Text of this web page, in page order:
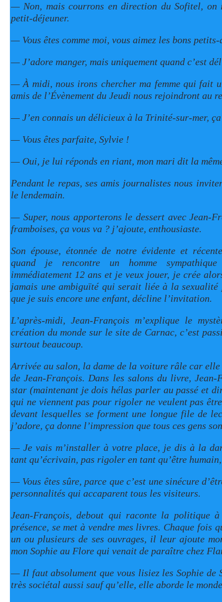
— Non, mais courrons en direction du Sofitel, on
petit-déjeuner.
— Vous êtes comme moi, vous aimez les bons
— J’adore manger, mais uniquement quand c’est
— À midi, nous irons chercher ma femme qui fait
amis de l’Évènement du Jeudi nous rejoindront au
— J’en connais un délicieux à la Trinité-sur-mer,
— Vous êtes parfaite, Sylvie !
— Oui, je lui réponds en riant, mon mari dit la
Pendant le repas, ses amis journalistes nous
le lendemain.
— Super, nous apporterons le dessert avec Jean-
framboises, ça vous va ? j’ajoute, enthousiaste.
Son épouse, étonnée de notre évidente et
quand je rencontre un homme
immédiatement 12 ans et je veux jouer, je crée
jamais une ambiguïté qui serait liée à la sexualité
que je suis encore une enfant, décline l’invitation.
L’après-midi, Jean-François m’explique le
création du monde sur le site de Carnac, c’est
surtout beaucoup.
Arrivée au salon, la dame de la voiture râle car
de Jean-François. Dans les salons du livre, Jean-
star (maintenant je dois hélas parler au passé et
qui ne viennent pas pour rigoler ne veulent pas
devant lesquelles se forment une longue file de
j’adore, ça donne l’impression que tous ces gens
— Je vais m’installer à votre place, je dis à la
tant qu’écrivain, pas rigoler en tant qu’être
— Vous êtes sûre, parce que c’est une sinécure
personnalités qui accaparent tous les visiteurs.
Jean-François, debout qui raconte la politique
présence, se met à vendre mes livres. Chaque fois
un ou plusieurs de ses ouvrages, il leur ajoute
mon Sophie au Flore qui venait de paraître chez
— Il faut absolument que vous lisiez les Sophie de
très sociétal aussi sauf qu’elle, elle aborde le